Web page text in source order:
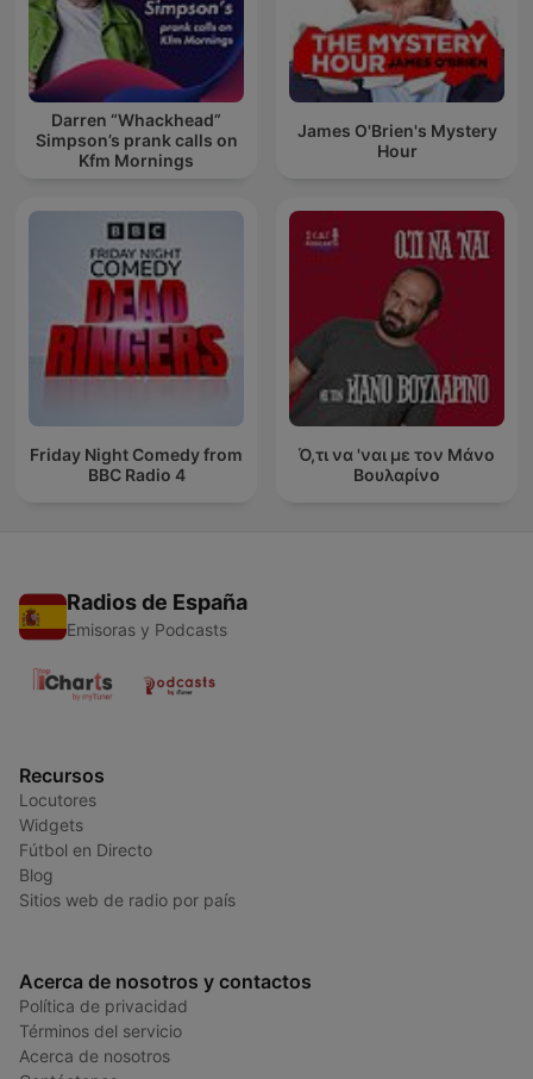
Darren “Whackhead”
Simpson’s prank calls on
Kfm Mornings
James O'Brien's Mystery
Hour
Friday Night Comedy from
BBC Radio 4
Ό,τι να 'ναι με τον Μάνο
Βουλαρίνο
Radios de España
Emisoras y Podcasts
Recursos
Locutores
Widgets
Fútbol en Directo
Blog
Sitios web de radio por país
Acerca de nosotros y contactos
Política de privacidad
Términos del servicio
Acerca de nosotros